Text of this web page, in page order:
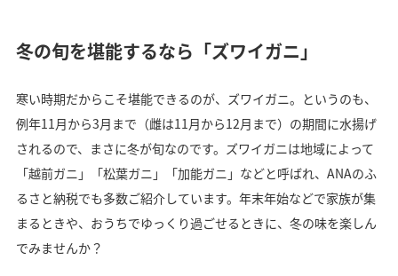
冬の旬を堪能するなら「ズワイガニ」
寒い時期だからこそ堪能できるのが、ズワイガニ。というのも、
例年11月から3月まで（雌は11月から12月まで）の期間に水揚げ
されるので、まさに冬が旬なのです。ズワイガニは地域によって
「越前ガニ」「松葉ガニ」「加能ガニ」などと呼ばれ、ANAのふ
るさと納税でも多数ご紹介しています。年末年始などで家族が集
まるときや、おうちでゆっくり過ごせるときに、冬の味を楽しん
でみませんか？